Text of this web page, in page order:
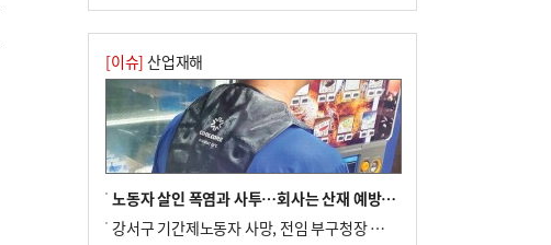
10 "올해 코스피 사이드카 43회 중 25회는 삼
전닉스 ETF 이후 발생"
[이슈] 산업재해
노동자 살인 폭염과 사투…회사는 산재 예방·전기료 절감 전력
강서구 기간제노동자 사망, 전임 부구청장 檢 송치